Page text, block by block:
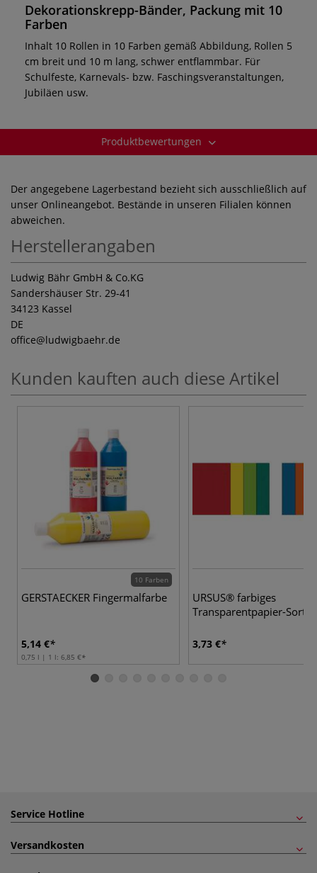
Dekorationskrepp-Bänder, Packung mit 10
Farben
Inhalt 10 Rollen in 10 Farben gemäß Abbildung, Rollen 5
cm breit und 10 m lang, schwer entflammbar. Für
Schulfeste, Karnevals- bzw. Faschingsveranstaltungen,
Jubiläen usw.
Produktbewertungen
Der angegebene Lagerbestand bezieht sich ausschließlich auf
unser Onlineangebot. Bestände in unseren Filialen können
abweichen.
Herstellerangaben
Ludwig Bähr GmbH & Co.KG
Sandershäuser Str. 29-41
34123 Kassel
DE
office@ludwigbaehr.de
Kunden kauften auch diese Artikel
10 Farben
GERSTAECKER Fingermalfarbe
5,14 €
0,75 l | 1 l: 6,85 €
URSUS® farbiges
Transparentpapier-
3,73 €
Service Hotline
Versandkosten